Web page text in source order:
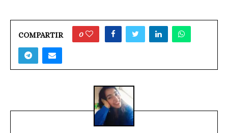
COMPARTIR 0